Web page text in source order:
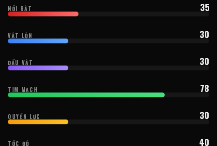
NỔI BẬT 35
VẬT LỘN 30
ĐẤU VẬT 30
TIM MẠCH 78
QUYỀN LỰC 30
TỐC ĐỘ 40